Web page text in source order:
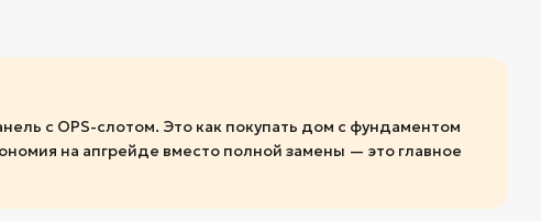
с OPS-слотом. Это как покупать дом с фундаментом
на апгрейде вместо полной замены — это главное